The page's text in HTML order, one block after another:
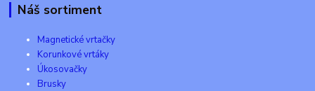
Náš sortiment
Magnetické vrtačky
Korunkové vrtáky
Úkosovačky
Brusky